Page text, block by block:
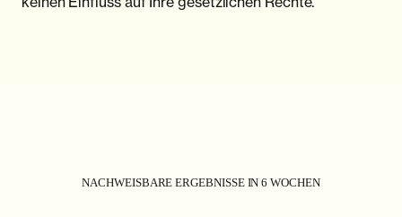
NACHWEISBARE ERGEBNISSE IN 6 WOCHEN